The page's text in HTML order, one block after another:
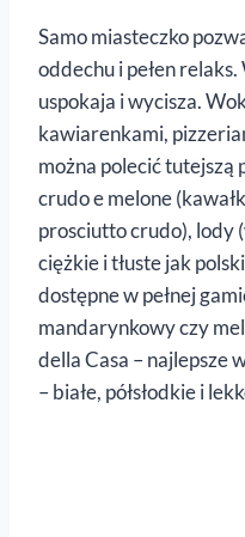
Samo miasteczko
oddechu i pełen
uspokaja i wycisza.
kawiarenkami,
można polecić tutejszą
crudo e melone
prosciutto crudo), lody
ciężkie i tłuste jak
dostępne w pełnej
mandarynkowy czy
della Casa – najlepsze
– białe, półsłodkie i